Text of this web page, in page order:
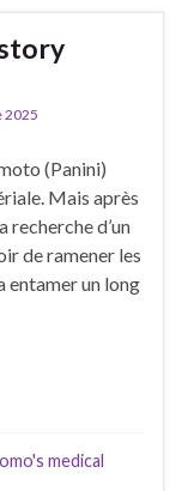
2025
(Panini)
Mais après
recherche d’un
de ramener les
entamer un long
medical